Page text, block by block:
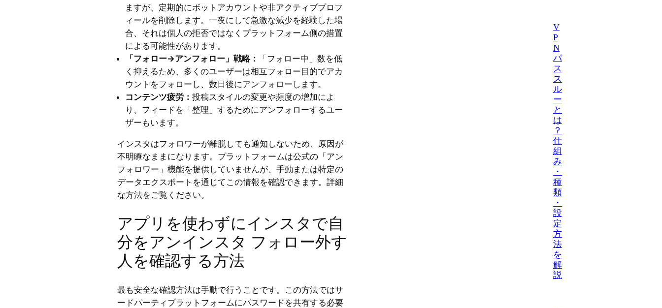
ますが、定期的にボットアカウントや非アクティブプロフ
ィールを削除します。一夜にして急激な減少を経験した場
合、それは個人の拒否ではなくプラットフォーム側の措置
による可能性があります。
「フォロー→アンフォロー」戦略：
「フォロー中」数を低
く抑えるため、多くのユーザーは相互フォロー目的でアカ
ウントをフォローし、数日後にアンフォローします。
コンテンツ疲労： 投稿スタイルの変更や頻度の増加によ
り、フィードを「整理」するためにアンフォローするユー
ザーもいます。
インスタはフォロワーが離脱しても通知しないため、原因が
不明瞭なままになります。プラットフォームは公式の「アン
フォロワー」機能を提供していませんが、手動または特定の
データエクスポートを通じてこの情報を確認できます。詳細
な方法をご覧ください。
アプリを使わずにインスタで自
分をアンインスタ フォロー外す
人を確認する方法
最も安全な確認方法は手動で行うことです。この方法ではサ
ードパーティプラットフォームにパスワードを共有する必要
V
P
N
パ
ス
ス
ル
ー
と
は
？
仕
組
み
・
種
類
・
設
定
方
法
を
解
説